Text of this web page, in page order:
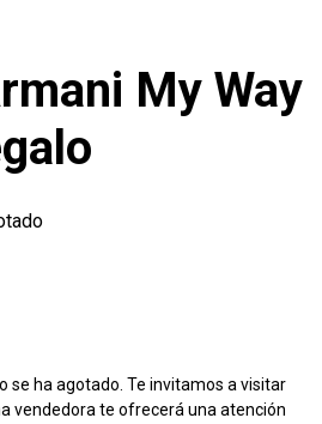
My Way
se ha agotado. Te invitamos a visitar
vendedora te ofrecerá una atención